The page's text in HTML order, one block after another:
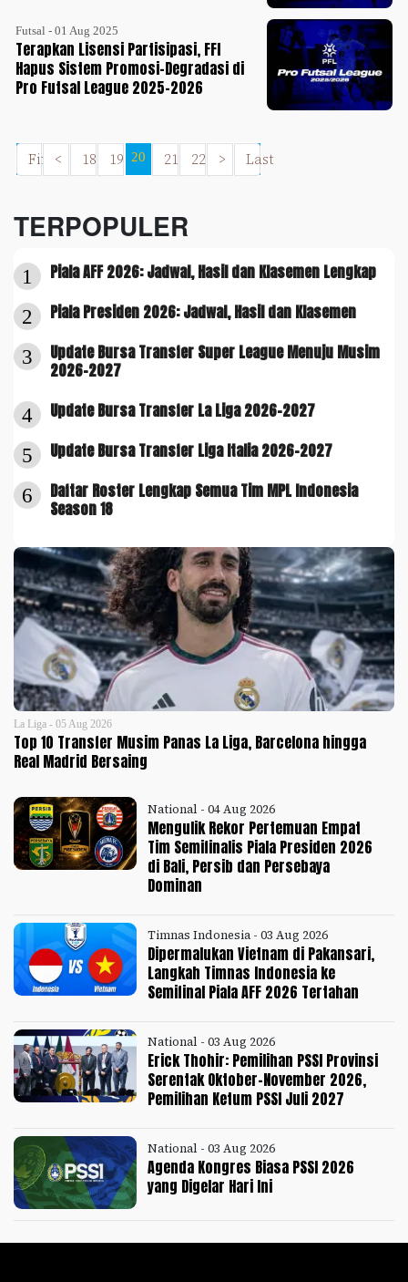
Futsal - 01 Aug 2025
Terapkan Lisensi Partisipasi, FFI
Hapus Sistem Promosi-Degradasi di
Pro Futsal League 2025-2026
First< 18 19 20 21 22 > Last
TERPOPULER
1 Piala AFF 2026: Jadwal, Hasil dan Klasemen Lengkap
2 Piala Presiden 2026: Jadwal, Hasil dan Klasemen
3
Update Bursa Transfer Super League Menuju Musim
2026-2027
4 Update Bursa Transfer La Liga 2026-2027
5 Update Bursa Transfer Liga Italia 2026-2027
6
Daftar Roster Lengkap Semua Tim MPL Indonesia
Season 18
La Liga - 05 Aug 2026
Top 10 Transfer Musim Panas La Liga, Barcelona hingga
Real Madrid Bersaing
National - 04 Aug 2026
Mengulik Rekor Pertemuan Empat
Tim Semifinalis Piala Presiden 2026
di Bali, Persib dan Persebaya
Dominan
Timnas Indonesia - 03 Aug 2026
Dipermalukan Vietnam di Pakansari,
Langkah Timnas Indonesia ke
Semifinal Piala AFF 2026 Tertahan
National - 03 Aug 2026
Erick Thohir: Pemilihan PSSI Provinsi
Serentak Oktober-November 2026,
Pemilihan Ketum PSSI Juli 2027
National - 03 Aug 2026
Agenda Kongres Biasa PSSI 2026
yang Digelar Hari Ini